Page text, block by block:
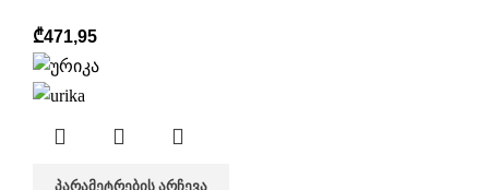
₾471,95
ᲞᲐᲠᲐᲛᲔᲢᲠᲔᲑᲘᲡ ᲐᲠᲩᲔᲕᲐ